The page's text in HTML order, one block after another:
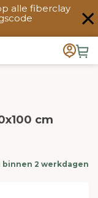
alle fiberclay
cm
binnen 2 werkdagen